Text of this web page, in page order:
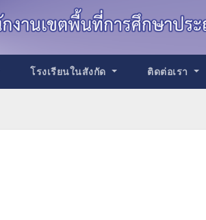
โรงเรียนในสังกัด ติดต่อเรา